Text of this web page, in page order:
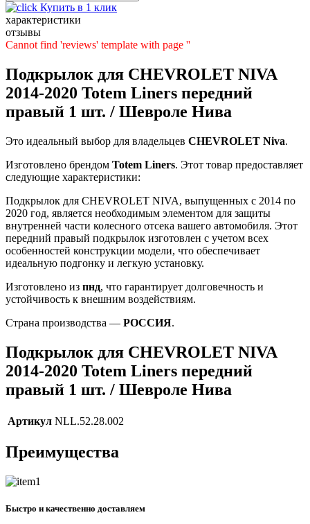
Купить в 1 клик
характеристики
отзывы
Cannot find 'reviews' template with page ''
Подкрылок для CHEVROLET NIVA
2014-2020 Totem Liners передний
правый 1 шт. / Шевроле Нива
Это идеальный выбор для владельцев CHEVROLET Niva.
Изготовлено брендом Totem Liners. Этот товар предоставляет
следующие характеристики:
Подкрылок для CHEVROLET NIVA, выпущенных с 2014 по
2020 год, является необходимым элементом для защиты
внутренней части колесного отсека вашего автомобиля. Этот
передний правый подкрылок изготовлен с учетом всех
особенностей конструкции модели, что обеспечивает
идеальную подгонку и легкую установку.
Изготовлено из пнд, что гарантирует долговечность и
устойчивость к внешним воздействиям.
Страна производства — РОССИЯ.
Подкрылок для CHEVROLET NIVA
2014-2020 Totem Liners передний
правый 1 шт. / Шевроле Нива
Артикул NLL.52.28.002
Преимущества
Быстро и качественно доставляем